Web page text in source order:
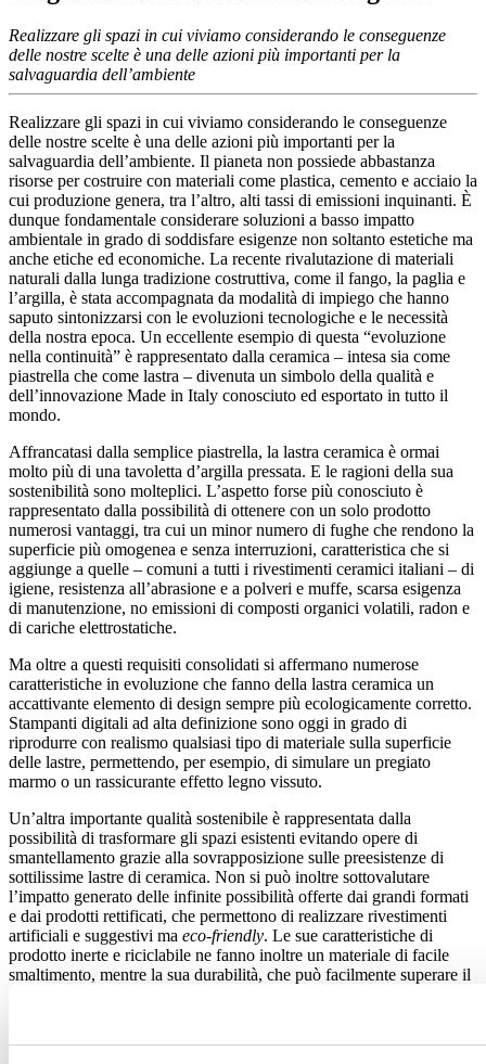
Realizzare gli spazi in cui viviamo considerando le conseguenze
delle nostre scelte è una delle azioni più importanti per la
salvaguardia dell’ambiente
Realizzare gli spazi in cui viviamo considerando le conseguenze
delle nostre scelte è una delle azioni più importanti per la
salvaguardia dell’ambiente. Il pianeta non possiede abbastanza
risorse per costruire con materiali come plastica, cemento e acciaio la
cui produzione genera, tra l’altro, alti tassi di emissioni inquinanti. È
dunque fondamentale considerare soluzioni a basso impatto
ambientale in grado di soddisfare esigenze non soltanto estetiche ma
anche etiche ed economiche. La recente rivalutazione di materiali
naturali dalla lunga tradizione costruttiva, come il fango, la paglia e
l’argilla, è stata accompagnata da modalità di impiego che hanno
saputo sintonizzarsi con le evoluzioni tecnologiche e le necessità
della nostra epoca. Un eccellente esempio di questa “evoluzione
nella continuità” è rappresentato dalla ceramica – intesa sia come
piastrella che come lastra – divenuta un simbolo della qualità e
dell’innovazione Made in Italy conosciuto ed esportato in tutto il
mondo.
Affrancatasi dalla semplice piastrella, la lastra ceramica è ormai
molto più di una tavoletta d’argilla pressata. E le ragioni della sua
sostenibilità sono molteplici. L’aspetto forse più conosciuto è
rappresentato dalla possibilità di ottenere con un solo prodotto
numerosi vantaggi, tra cui un minor numero di fughe che rendono la
superficie più omogenea e senza interruzioni, caratteristica che si
aggiunge a quelle – comuni a tutti i rivestimenti ceramici italiani – di
igiene, resistenza all’abrasione e a polveri e muffe, scarsa esigenza
di manutenzione, no emissioni di composti organici volatili, radon e
di cariche elettrostatiche.
Ma oltre a questi requisiti consolidati si affermano numerose
caratteristiche in evoluzione che fanno della lastra ceramica un
accattivante elemento di design sempre più ecologicamente corretto.
Stampanti digitali ad alta definizione sono oggi in grado di
riprodurre con realismo qualsiasi tipo di materiale sulla superficie
delle lastre, permettendo, per esempio, di simulare un pregiato
marmo o un rassicurante effetto legno vissuto.
Un’altra importante qualità sostenibile è rappresentata dalla
possibilità di trasformare gli spazi esistenti evitando opere di
smantellamento grazie alla sovrapposizione sulle preesistenze di
sottilissime lastre di ceramica. Non si può inoltre sottovalutare
l’impatto generato delle infinite possibilità offerte dai grandi formati
e dai prodotti rettificati, che permettono di realizzare rivestimenti
artificiali e suggestivi ma eco-friendly. Le sue caratteristiche di
prodotto inerte e riciclabile ne fanno inoltre un materiale di facile
smaltimento, mentre la sua durabilità, che può facilmente superare il
continua evoluzione. Negli ultimi dieci anni, infatti, la ceramica